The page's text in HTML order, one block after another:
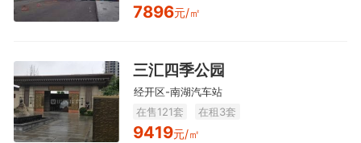
7896元/㎡
三汇四季公园
经开区-南湖汽车站
在售121套
在租3套
9419元/㎡